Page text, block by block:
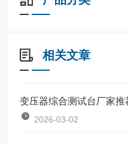
相关文章
2026-03-02